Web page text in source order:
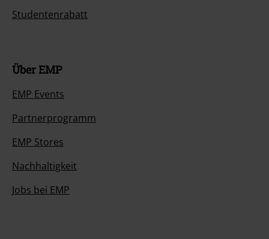
Studentenrabatt
Über EMP
EMP Events
Partnerprogramm
EMP Stores
Nachhaltigkeit
Jobs bei EMP